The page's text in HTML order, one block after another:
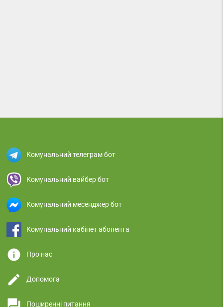
Комунальний телеграм бот
Комунальний вайбер бот
Комунальний месенджер бот
Комунальний кабінет абонента
info Про нас
edit Допомога
Поширенні питання